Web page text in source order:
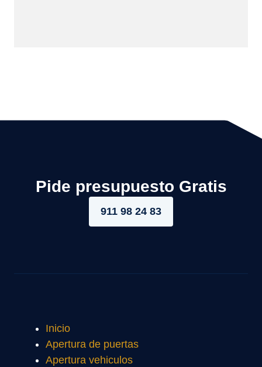
Pide presupuesto Gratis
911 98 24 83
Inicio
Apertura de puertas
Apertura vehiculos